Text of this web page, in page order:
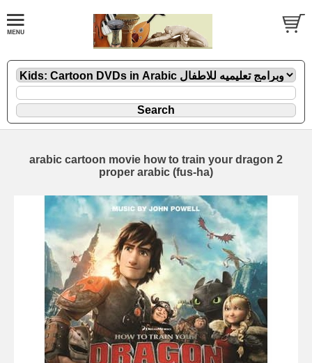
arabic cartoon movie how to train your dragon 2
proper arabic (fus-ha)